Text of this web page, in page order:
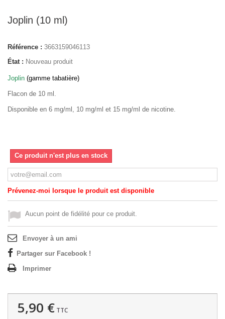
Joplin (10 ml)
Référence : 3663159046113
État : Nouveau produit
Joplin (gamme tabatière)
Flacon de 10 ml.
Disponible en 6 mg/ml, 10 mg/ml et 15 mg/ml de nicotine.
Ce produit n'est plus en stock
Prévenez-moi lorsque le produit est disponible
Aucun point de fidélité pour ce produit.
Envoyer à un ami
Partager sur Facebook !
Imprimer
5,90 € TTC